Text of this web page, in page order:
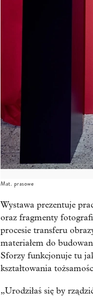
Mat. prasowe
Wystawa prezentuje
oraz fragmenty
procesie transferu
materiałem do
Sforzy funkcjonuje tu
kształtowania
„Urodziłaś się by